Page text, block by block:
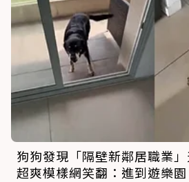
狗狗發現「隔壁新鄰居職業」
超爽模樣網笑翻：進到遊樂園